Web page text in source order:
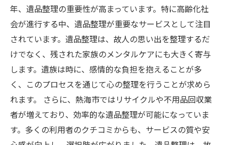
年、遺品整理の重要性が高まっています。特に高齢化社
会が進行する中、遺品整理が重要なサービスとして注目
されています。遺品整理は、故人の思い出を整理するだ
けでなく、残された家族のメンタルケアにも大きく寄与
します。遺族は時に、感情的な負担を抱えることが多
く、このプロセスを通じて心の整理を行うことが求めら
れます。 さらに、熱海市ではリサイクルや不用品回収業
者が増えており、効率的な遺品整理が可能になっていま
す。多くの利用者のクチコミからも、サービスの質や安